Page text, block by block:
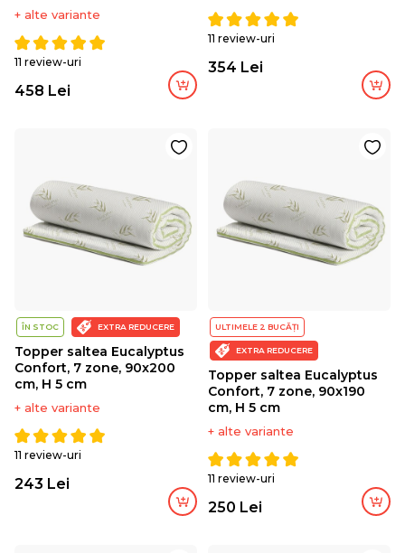
+ alte variante
11 review-uri
458 Lei
11 review-uri
354 Lei
ÎN STOC EXTRA REDUCERE
Topper saltea Eucalyptus
Confort, 7 zone, 90x200
cm, H 5 cm
+ alte variante
11 review-uri
243 Lei
ULTIMELE 2 BUCĂȚI
EXTRA REDUCERE
Topper saltea Eucalyptus
Confort, 7 zone, 90x190
cm, H 5 cm
+ alte variante
11 review-uri
250 Lei